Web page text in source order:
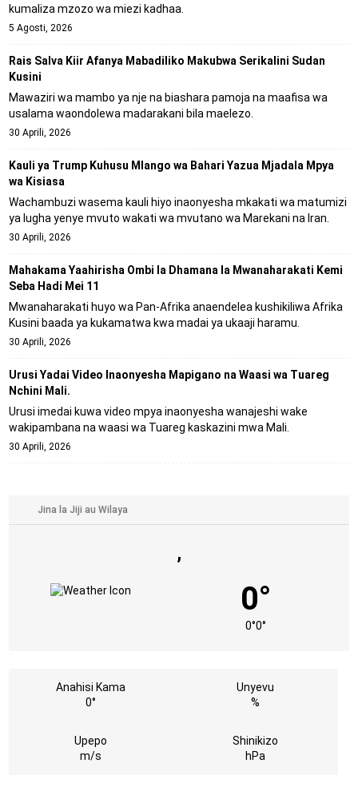
kumaliza mzozo wa miezi kadhaa.
5 Agosti, 2026
Rais Salva Kiir Afanya Mabadiliko Makubwa Serikalini Sudan
Kusini
Mawaziri wa mambo ya nje na biashara pamoja na maafisa wa
usalama waondolewa madarakani bila maelezo.
30 Aprili, 2026
Kauli ya Trump Kuhusu Mlango wa Bahari Yazua Mjadala Mpya
wa Kisiasa
Wachambuzi wasema kauli hiyo inaonyesha mkakati wa matumizi
ya lugha yenye mvuto wakati wa mvutano wa Marekani na Iran.
30 Aprili, 2026
Mahakama Yaahirisha Ombi la Dhamana la Mwanaharakati Kemi
Seba Hadi Mei 11
Mwanaharakati huyo wa Pan-Afrika anaendelea kushikiliwa Afrika
Kusini baada ya kukamatwa kwa madai ya ukaaji haramu.
30 Aprili, 2026
Urusi Yadai Video Inaonyesha Mapigano na Waasi wa Tuareg
Nchini Mali.
Urusi imedai kuwa video mpya inaonyesha wanajeshi wake
wakipambana na waasi wa Tuareg kaskazini mwa Mali.
30 Aprili, 2026
,
0°
0°0°
Anahisi Kama
0°
Unyevu
%
Upepo
m/s
Shinikizo
hPa